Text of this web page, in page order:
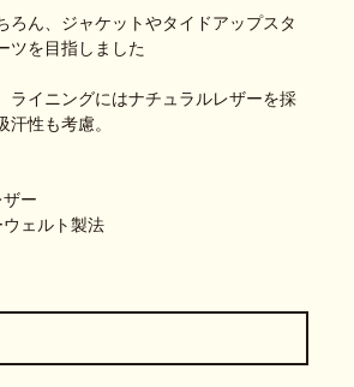
ろん、ジャケットやタイドアップスタ
ツを目指しました
ライニングにはナチュラルレザーを採
汗性も考慮。
ー
ェルト製法